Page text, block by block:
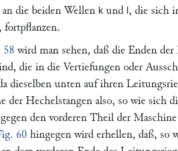
die beiden Wellen k und , die sich
fortpflanzen.
58 wird man sehen, daß die Enden der
die in die Vertiefungen oder
dieselben unten auf ihren
der Hechelstangen also, so wie sich
den vorderen Theil der
60 hingegen wird erhellen, daß, so